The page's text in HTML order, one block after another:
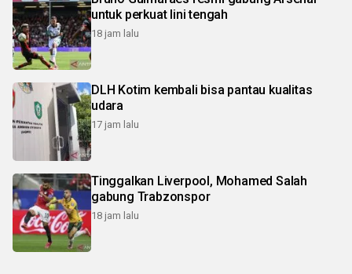
untuk perkuat lini tengah
18 jam lalu
DLH Kotim kembali bisa pantau kualitas
udara
17 jam lalu
Tinggalkan Liverpool, Mohamed Salah
gabung Trabzonspor
18 jam lalu